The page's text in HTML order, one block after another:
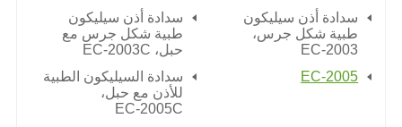
سدادة أذن سيليكون
طبية شكل جرس،
EC-2003
سدادة أذن سيليكون
طبية شكل جرس مع
حبل، EC-2003C
EC-2005
سدادة السيليكون الطبية
للأذن مع حبل،
EC-2005C